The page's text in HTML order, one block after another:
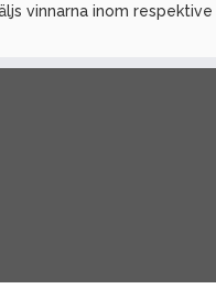
vinnarna inom